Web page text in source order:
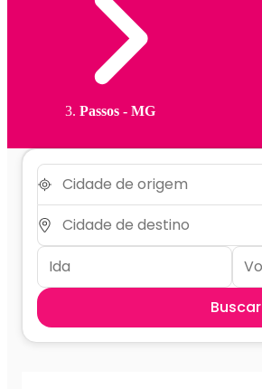
Passos - MG
Buscar